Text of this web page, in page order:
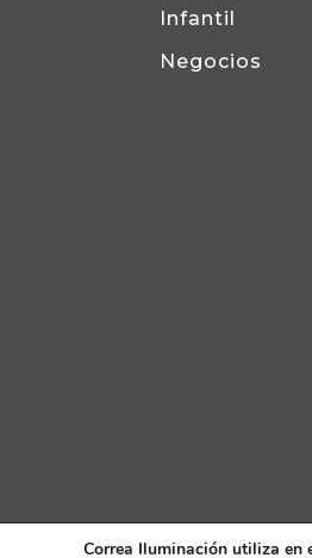
Infantil
Negocios
Correa Iluminación utiliza en